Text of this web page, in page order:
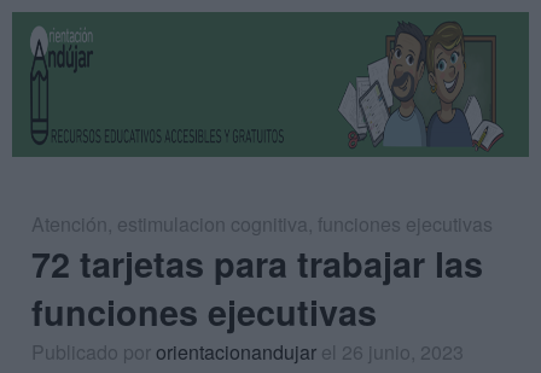
Atención, estimulacion cognitiva, funciones ejecutivas
72 tarjetas para trabajar las
funciones ejecutivas
Publicado pororientacionandujar el 26 junio, 2023